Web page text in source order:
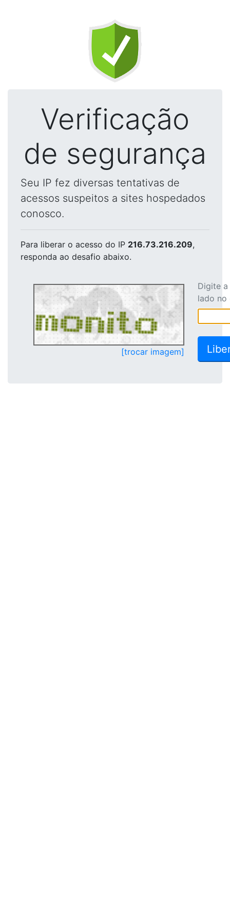
Verificação
de segurança
Seu IP fez diversas tentativas de
acessos suspeitos a sites hospedados
conosco.
Para liberar o acesso do IP 216.73.216.209,
responda ao desafio abaixo.
[trocar imagem]
Digite
lado no